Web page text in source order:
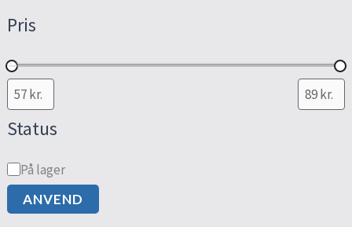
Pris
Status
På lager
ANVEND